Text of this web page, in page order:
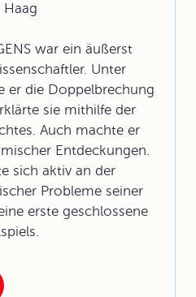
Haag
war ein äußerst
Unter
er die Doppelbrechung
sie mithilfe der
Auch machte er
Entdeckungen.
sich aktiv an der
Probleme seiner
erste geschlossene